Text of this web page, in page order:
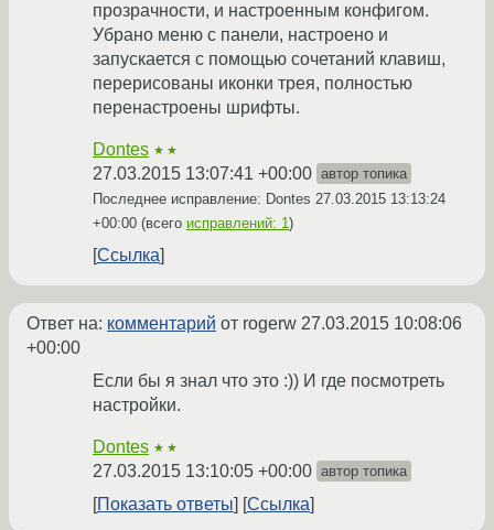
прозрачности, и настроенным конфигом.
Убрано меню c панели, настроено и
запускается с помощью сочетаний клавиш,
перерисованы иконки трея, полностью
перенастроены шрифты.
Dontes ★★
27.03.2015 13:07:41 +00:00 автор топика
Последнее исправление: Dontes 27.03.2015 13:13:24
+00:00 (всего исправлений: 1)
Ссылка
Ответ на: комментарий от rogerw 27.03.2015 10:08:06
+00:00
Если бы я знал что это :)) И где посмотреть
настройки.
Dontes ★★
27.03.2015 13:10:05 +00:00 автор топика
Показать ответы Ссылка